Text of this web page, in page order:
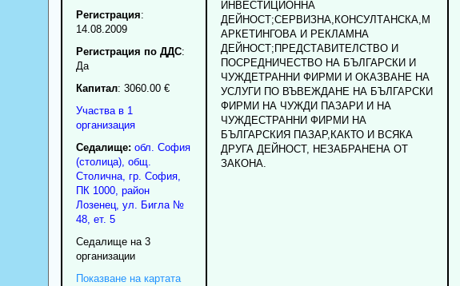
Регистрация:
14.08.2009
Регистрация по ДДС:
Да
Капитал: 3060.00 €
Участва в 1
организация
Седалище: обл. София
(столица), общ.
Столична, гр. София,
ПК 1000, район
Лозенец, ул. Бигла №
48, ет. 5
Седалище на 3
организации
Показване на картата
ИНВЕСТИЦИОННА
ДЕЙНОСТ;СЕРВИЗНА,КОНСУЛТАНСКА,М
АРКЕТИНГОВА И РЕКЛАМНА
ДЕЙНОСТ;ПРЕДСТАВИТЕЛСТВО И
ПОСРЕДНИЧЕСТВО НА БЪЛГАРСКИ И
ЧУЖДЕТРАННИ ФИРМИ И ОКАЗВАНЕ НА
УСЛУГИ ПО ВЪВЕЖДАНЕ НА БЪЛГАРСКИ
ФИРМИ НА ЧУЖДИ ПАЗАРИ И НА
ЧУЖДЕСТРАННИ ФИРМИ НА
БЪЛГАРСКИЯ ПАЗАР,КАКТО И ВСЯКА
ДРУГА ДЕЙНОСТ, НЕЗАБРАНЕНА ОТ
ЗАКОНА.